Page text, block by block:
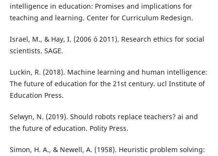
intelligence in education: Promises and implications for
teaching and learning. Center for Curriculum Redesign.
Israel, M., & Hay, I. (2006 ó 2011). Research ethics for social
scientists. SAGE.
Luckin, R. (2018). Machine learning and human intelligence:
The future of education for the 21st century. ucl Institute of
Education Press.
Selwyn, N. (2019). Should robots replace teachers? ai and
the future of education. Polity Press.
Simon, H. A., & Newell, A. (1958). Heuristic problem solving: